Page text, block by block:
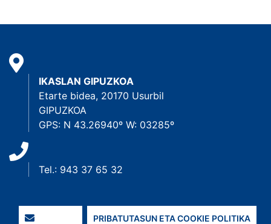
IKASLAN GIPUZKOA
Etarte bidea, 20170 Usurbil
GIPUZKOA
GPS: N 43.26940º W: 03285º
Tel.: 943 37 65 32
PRIBATUTASUN ETA COOKIE POLITIKA